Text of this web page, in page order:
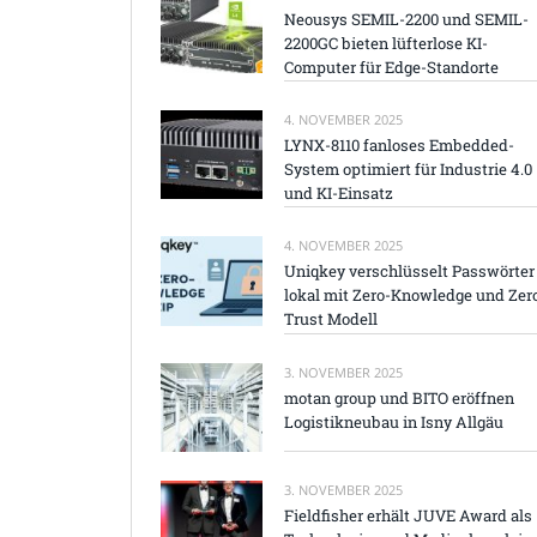
Neousys SEMIL-2200 und SEMIL-
2200GC bieten lüfterlose KI-
Computer für Edge-Standorte
4. NOVEMBER 2025
LYNX-8110 fanloses Embedded-
System optimiert für Industrie 4.0
und KI-Einsatz
4. NOVEMBER 2025
Uniqkey verschlüsselt Passwörter
lokal mit Zero-Knowledge und
Trust Modell
3. NOVEMBER 2025
motan group und BITO eröffnen
Logistikneubau in Isny Allgäu
3. NOVEMBER 2025
Fieldfisher erhält JUVE Award als